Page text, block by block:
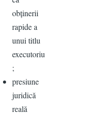
obținerii
rapide a
unui titlu
executoriu
;
presiune
juridică
reală